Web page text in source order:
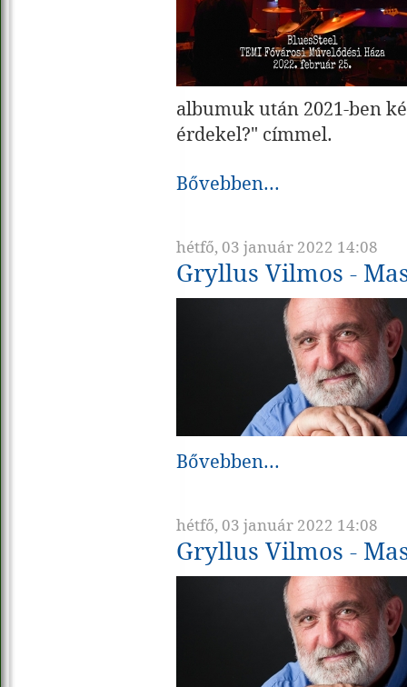
albumuk után 2021-ben
érdekel?" címmel.
Bővebben...
hétfő, 03 január 2022 14:08
Gryllus Vilmos -
Bővebben...
hétfő, 03 január 2022 14:08
Gryllus Vilmos -